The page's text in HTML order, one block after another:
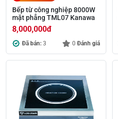
Bếp từ công nghiệp 8000W
mặt phẳng TML07 Kanawa
8,000,000đ
Đã bán: 3 0 Đánh giá